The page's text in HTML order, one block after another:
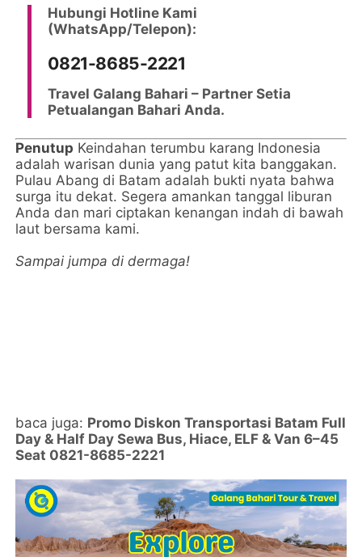
Hubungi Hotline Kami
(WhatsApp/Telepon):
0821-8685-2221
Travel Galang Bahari – Partner Setia
Petualangan Bahari Anda.
Penutup Keindahan terumbu karang Indonesia
adalah warisan dunia yang patut kita banggakan.
Pulau Abang di Batam adalah bukti nyata bahwa
surga itu dekat. Segera amankan tanggal liburan
Anda dan mari ciptakan kenangan indah di bawah
laut bersama kami.
Sampai jumpa di dermaga!
baca juga: Promo Diskon Transportasi Batam Full
Day & Half Day Sewa Bus, Hiace, ELF & Van 6–45
Seat 0821-8685-2221